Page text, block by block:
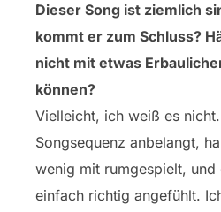
Dieser Song ist ziemlich
kommt er zum Schluss?
nicht mit etwas
können?
Vielleicht, ich weiß es
Songsequenz anbelangt,
wenig mit rumgespielt, und
einfach richtig angefühlt.